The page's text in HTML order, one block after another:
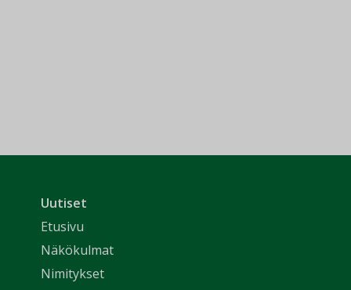
Uutiset
Etusivu
Näkökulmat
Nimitykset